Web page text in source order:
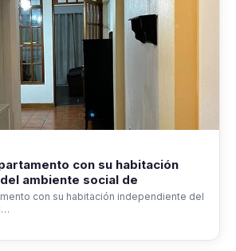
con su habitación
ambiente social de
con su habitación independiente del